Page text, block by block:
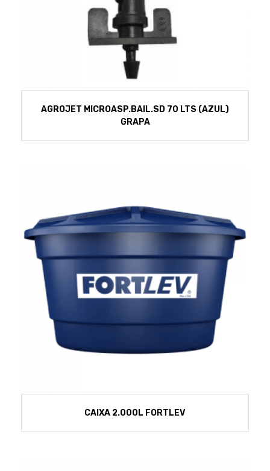
AGROJET MICROASP.BAIL.SD 70 LTS (AZUL)
GRAPA
CAIXA 2.000L FORTLEV